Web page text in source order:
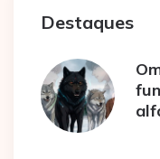
Destaques